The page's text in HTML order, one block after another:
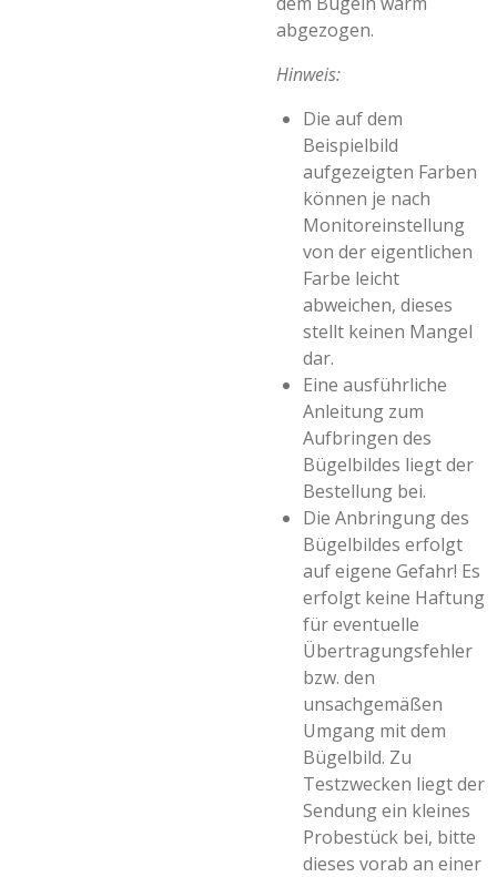
abgezogen.
Hinweis:
Die auf dem
Beispielbild
aufgezeigten Farben
können je nach
Monitoreinstellung
von der eigentlichen
Farbe leicht
abweichen, dieses
stellt keinen Mangel
dar.
Eine ausführliche
Anleitung zum
Aufbringen des
Bügelbildes liegt der
Bestellung bei.
Die Anbringung des
Bügelbildes erfolgt
auf eigene Gefahr! Es
erfolgt keine Haftung
für eventuelle
Übertragungsfehler
bzw. den
unsachgemäßen
Umgang mit dem
Bügelbild. Zu
Testzwecken liegt der
Sendung ein kleines
Probestück bei, bitte
dieses vorab an einer